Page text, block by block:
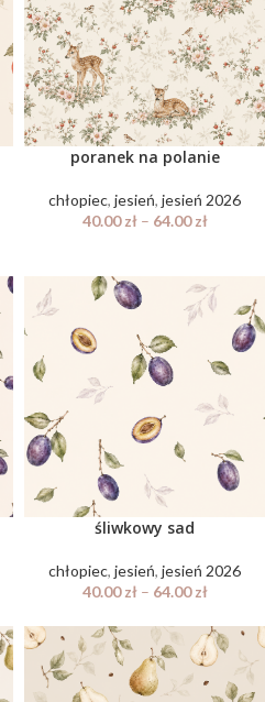
poranek na polanie
chłopiec, jesień, jesień 2026
40.00zł– 64.00zł
śliwkowy sad
chłopiec, jesień, jesień 2026
40.00zł– 64.00zł